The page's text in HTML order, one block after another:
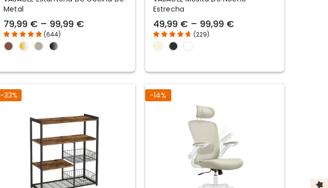
Metal
79,99 € – 99,99 €
(644)
Estrecha
49,99 € – 99,99 €
(229)
-33% -14%